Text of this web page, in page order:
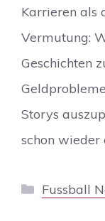
Karrieren als
Vermutung:
Geschichten
Storys
schon
Kategorien
Fussball